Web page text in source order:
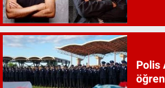
Polis